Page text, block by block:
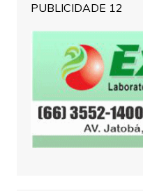
PUBLICIDADE 12